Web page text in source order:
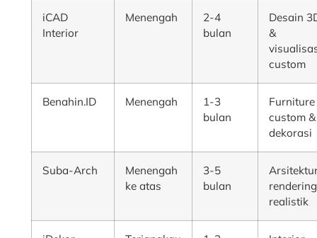
iCAD
Interior
Menengah
2-4
bulan
Desain
&
custom
Benahin.ID Menengah
1-3
bulan
Furniture
custom &
dekorasi
Suba-Arch
Menengah
ke atas
3-5
bulan
rendering
realistik